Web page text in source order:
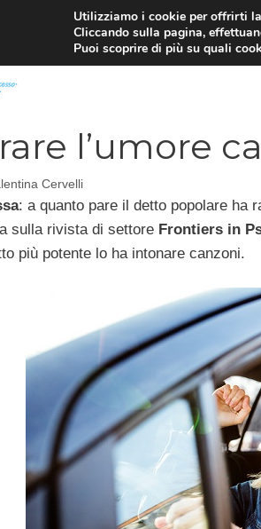
l’umore
Cervelli
: a quanto pare il detto popolare ha
sulla rivista di settore Frontiers in
più potente lo ha intonare canzoni.
Utilizziamo i cookie per offrirti
Cliccando sulla pagina,
Puoi scoprire di più su quali